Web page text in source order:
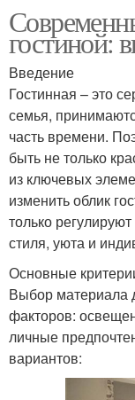
гостиной:
Введение
Гостинная – это
семья,
часть времени.
быть не только
из ключевых
изменить облик
только
стиля, уюта и
Основные
Выбор материала
факторов:
личные
вариантов: